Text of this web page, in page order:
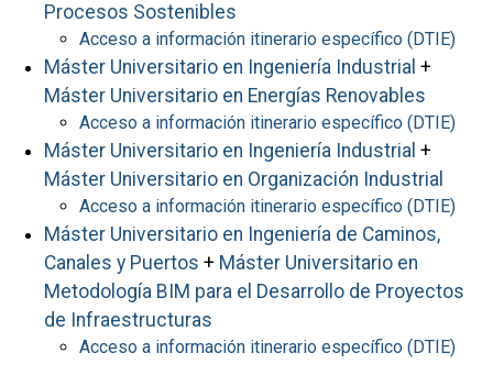
Procesos Sostenibles
Acceso a información itinerario específico (DTIE)
Máster Universitario en Ingeniería Industrial +
Máster Universitario en Energías Renovables
Acceso a información itinerario específico (DTIE)
Máster Universitario en Ingeniería Industrial +
Máster Universitario en Organización Industrial
Acceso a información itinerario específico (DTIE)
Máster Universitario en Ingeniería de Caminos,
Canales y Puertos + Máster Universitario en
Metodología BIM para el Desarrollo de Proyectos
de Infraestructuras
Acceso a información itinerario específico (DTIE)